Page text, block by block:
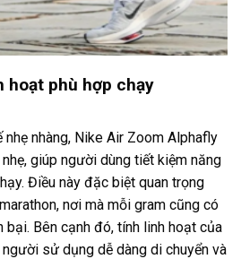
hoạt phù hợp chạy
nhàng, Nike Air Zoom Alphafly
giúp người dùng tiết kiệm năng
Điều này đặc biệt quan trọng
nơi mà mỗi gram cũng có
bại. Bên cạnh đó, tính linh hoạt của
sử dụng dễ dàng di chuyển và